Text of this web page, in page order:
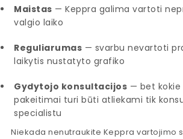
Maistas — Keppra galima vartoti
valgio laiko
Reguliarumas — svarbu nevartoti
laikytis nustatyto grafiko
Gydytojo konsultacijos — bet kokie
pakeitimai turi būti atliekami tik
specialistu
Niekada nenutraukite Keppra vartojimo